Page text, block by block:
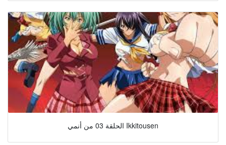
الحلقة 03 من أنمي Ikkitousen